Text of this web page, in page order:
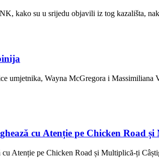
kako su u srijedu objavili iz tog kazališta,
umjetnika, Wayna McGregora i Massimiliana
cu Atenție pe Chicken Road
cu Atenție pe Chicken Road și Multiplică-ți